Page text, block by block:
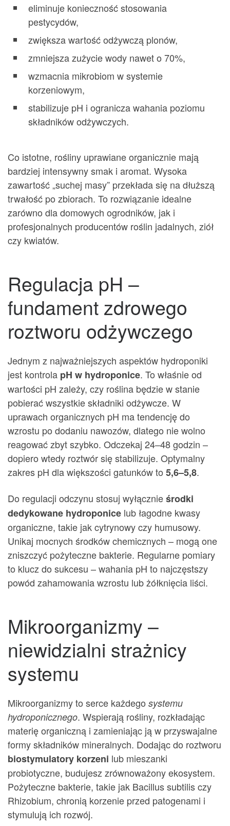
eliminuje konieczność stosowania
pestycydów,
zwiększa wartość odżywczą plonów,
zmniejsza zużycie wody nawet o 70%,
wzmacnia mikrobiom w systemie
korzeniowym,
stabilizuje pH i ogranicza wahania poziomu
składników odżywczych.
Co istotne, rośliny uprawiane organicznie mają
bardziej intensywny smak i aromat. Wysoka
zawartość „suchej masy” przekłada się na dłuższą
trwałość po zbiorach. To rozwiązanie idealne
zarówno dla domowych ogrodników, jak i
profesjonalnych producentów roślin jadalnych, ziół
czy kwiatów.
Regulacja pH –
fundament zdrowego
roztworu odżywczego
Jednym z najważniejszych aspektów hydroponiki
jest kontrola pH w hydroponice. To właśnie od
wartości pH zależy, czy roślina będzie w stanie
pobierać wszystkie składniki odżywcze. W
uprawach organicznych pH ma tendencję do
wzrostu po dodaniu nawozów, dlatego nie wolno
reagować zbyt szybko. Odczekaj 24–48 godzin –
dopiero wtedy roztwór się stabilizuje. Optymalny
zakres pH dla większości gatunków to 5,6–5,8.
Do regulacji odczynu stosuj wyłącznieśrodki
dedykowane hydroponice lub łagodne kwasy
organiczne, takie jak cytrynowy czy humusowy.
Unikaj mocnych środków chemicznych – mogą one
zniszczyć pożyteczne bakterie. Regularne pomiary
to klucz do sukcesu – wahania pH to najczęstszy
powód zahamowania wzrostu lub żółknięcia liści.
Mikroorganizmy –
niewidzialni strażnicy
systemu
Mikroorganizmy to serce każdego systemu
hydroponicznego. Wspierają rośliny, rozkładając
materię organiczną i zamieniając ją w przyswajalne
formy składników mineralnych. Dodając do roztworu
biostymulatory korzeni lub mieszanki
probiotyczne, budujesz zrównoważony ekosystem.
Pożyteczne bakterie, takie jak Bacillus subtilis czy
Rhizobium, chronią korzenie przed patogenami i
stymulują ich rozwój.